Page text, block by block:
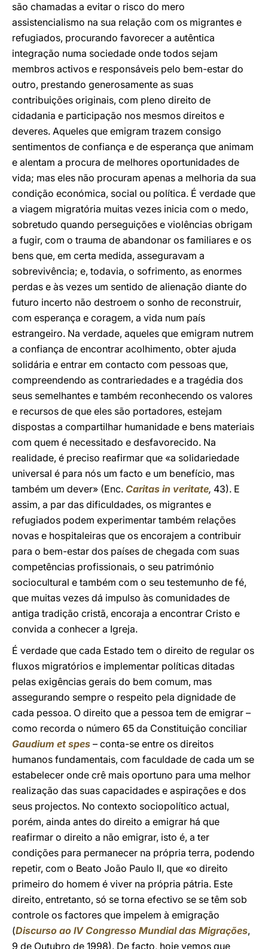
são chamadas a evitar o risco do mero
assistencialismo na sua relação com os migrantes e
refugiados, procurando favorecer a autêntica
integração numa sociedade onde todos sejam
membros activos e responsáveis pelo bem-estar do
outro, prestando generosamente as suas
contribuições originais, com pleno direito de
cidadania e participação nos mesmos direitos e
deveres. Aqueles que emigram trazem consigo
sentimentos de confiança e de esperança que animam
e alentam a procura de melhores oportunidades de
vida; mas eles não procuram apenas a melhoria da sua
condição económica, social ou política. É verdade que
a viagem migratória muitas vezes inicia com o medo,
sobretudo quando perseguições e violências obrigam
a fugir, com o trauma de abandonar os familiares e os
bens que, em certa medida, asseguravam a
sobrevivência; e, todavia, o sofrimento, as enormes
perdas e às vezes um sentido de alienação diante do
futuro incerto não destroem o sonho de reconstruir,
com esperança e coragem, a vida num país
estrangeiro. Na verdade, aqueles que emigram nutrem
a confiança de encontrar acolhimento, obter ajuda
solidária e entrar em contacto com pessoas que,
compreendendo as contrariedades e a tragédia dos
seus semelhantes e também reconhecendo os valores
e recursos de que eles são portadores, estejam
dispostas a compartilhar humanidade e bens materiais
com quem é necessitado e desfavorecido. Na
realidade, é preciso reafirmar que «a solidariedade
universal é para nós um facto e um benefício, mas
também um dever» (Enc. Caritas in veritate, 43). E
assim, a par das dificuldades, os migrantes e
refugiados podem experimentar também relações
novas e hospitaleiras que os encorajem a contribuir
para o bem-estar dos países de chegada com suas
competências profissionais, o seu património
sociocultural e também com o seu testemunho de fé,
que muitas vezes dá impulso às comunidades de
antiga tradição cristã, encoraja a encontrar Cristo e
convida a conhecer a Igreja.
É verdade que cada Estado tem o direito de regular os
fluxos migratórios e implementar políticas ditadas
pelas exigências gerais do bem comum, mas
assegurando sempre o respeito pela dignidade de
cada pessoa. O direito que a pessoa tem de emigrar –
como recorda o número 65 da Constituição conciliar
Gaudium et spes – conta-se entre os direitos
humanos fundamentais, com faculdade de cada um se
estabelecer onde crê mais oportuno para uma melhor
realização das suas capacidades e aspirações e dos
seus projectos. No contexto sociopolítico actual,
porém, ainda antes do direito a emigrar há que
reafirmar o direito a não emigrar, isto é, a ter
condições para permanecer na própria terra, podendo
repetir, com o Beato João Paulo II, que «o direito
primeiro do homem é viver na própria pátria. Este
direito, entretanto, só se torna efectivo se se têm sob
controle os factores que impelem à emigração
(Discurso ao IV Congresso Mundial das Migrações,
9 de Outubro de 1998). De facto, hoje vemos que